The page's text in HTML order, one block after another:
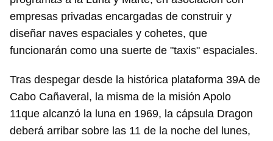
empresas privadas encargadas de construir y
diseñar naves espaciales y cohetes, que
funcionarán como una suerte de "taxis" espaciales.
Tras despegar desde la histórica plataforma 39A de
Cabo Cañaveral, la misma de la misión Apolo
11que alcanzó la luna en 1969, la cápsula Dragon
deberá arribar sobre las 11 de la noche del lunes,